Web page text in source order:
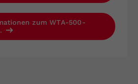
zum WTA-500-